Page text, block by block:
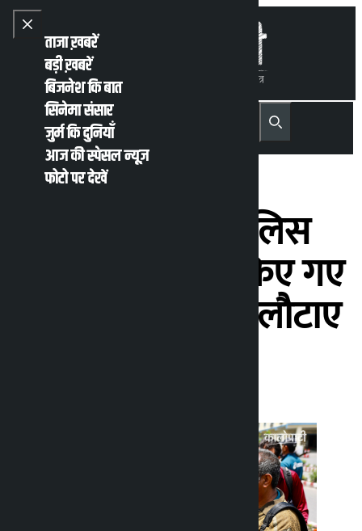
Skip to content
Close menu
ताजा ख़बरें
बड़ी ख़बरें
बिजनेश कि बात
सिनेमा संसार
जुर्म कि दुनियाँ
आज की स्पेसल न्यूज़
फोटो पर देखें
Open main menu
MENU Recent NewsTrending News
Search
काठमांडू ट्रैफिक पुलिस
कार्यालय ने चोरी किए गए
65 दोपहिया वाहन लौटाए